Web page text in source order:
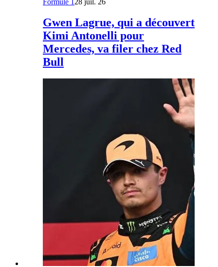
Formule 1 28 juil. 26
Gwen Lagrue, qui a découvert
Kimi Antonelli pour
Mercedes, va filer chez Red
Bull